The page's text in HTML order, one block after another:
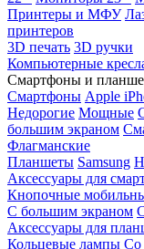
Принтеры и МФУ
принтеров
3D печать 3D ручки
Компьютерные
Смартфоны и
Смартфоны Apple
Недорогие Мощные
большим экраном
Флагманские
Планшеты Samsung
Аксессуары для
Кнопочные
С большим экраном
Аксессуары для
Кольцевые лампы Со